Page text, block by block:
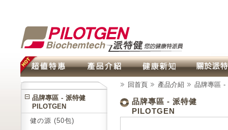
品牌專區 - 派特健
PILOTGEN
健の源 (50包)
回首頁 產品介紹 品牌專區 -
品牌專區 - 派特健
PILOTGEN